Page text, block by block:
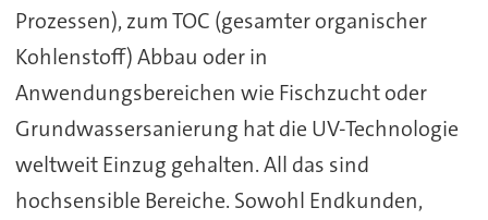
Prozessen), zum TOC (gesamter organischer
Kohlenstoff) Abbau oder in
Anwendungsbereichen wie Fischzucht oder
Grundwassersanierung hat die UV-Technologie
weltweit Einzug gehalten. All das sind
hochsensible Bereiche. Sowohl Endkunden,